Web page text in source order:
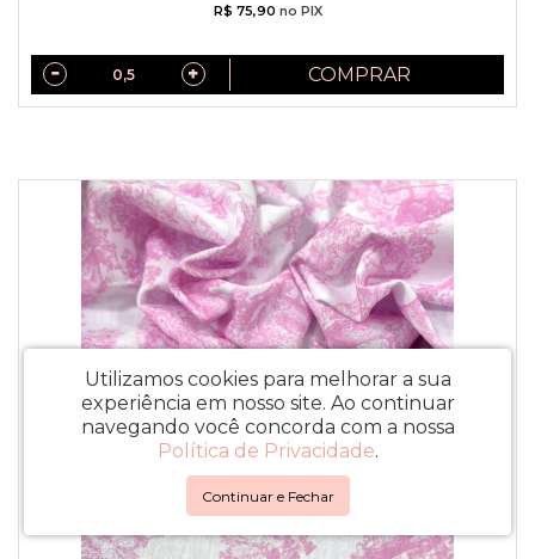
R$ 75,90 no PIX
COMPRAR
Utilizamos cookies para melhorar a sua
experiência em nosso site. Ao continuar
navegando você concorda com a nossa
Política de Privacidade.
Continuar e Fechar